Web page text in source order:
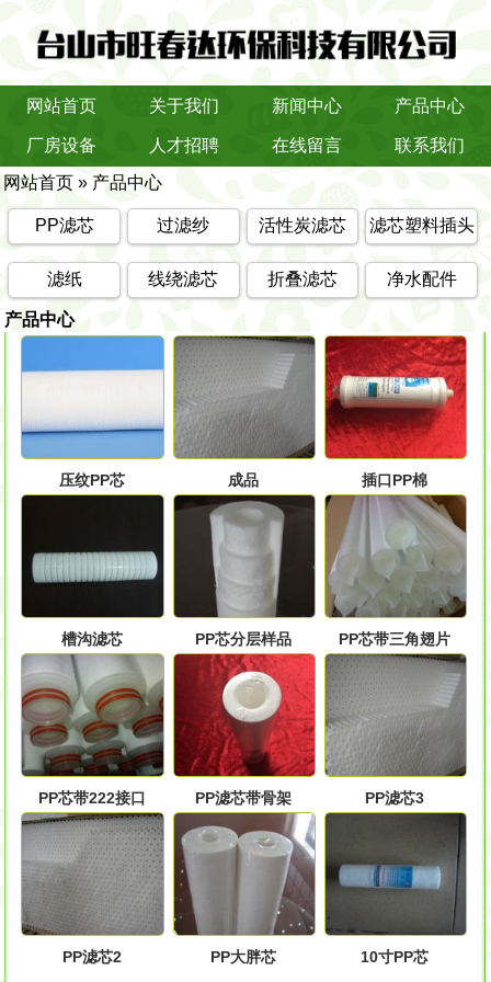
网站首页 关于我们 新闻中心 产品中心
厂房设备 人才招聘 在线留言
联系我们
网站首页 » 产品中心
PP滤芯 过滤纱 活性炭滤芯 滤芯塑料插头
滤纸 线绕滤芯 折叠滤芯 净水配件
产品中心
压纹PP芯 成品 插口PP棉
槽沟滤芯 PP芯分层样品 PP芯带三角翅片
PP芯带222接口 PP滤芯带骨架 PP滤芯3
PP滤芯2 PP大胖芯 10寸PP芯